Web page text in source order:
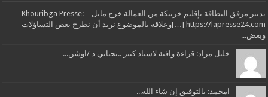
تدبير مرفق النظافة بإقليم خريبكة من العمالة خرج مايل – Khouribga Presse:
[…] https://lapresse24.comوعلاقة بالموضوع نريد أن نطرح بعض التساؤلات
وبعض...
خليل مراد: قراءة وافية لاستاذ كبير ..تحياتي ذ /اوشن...
امحمد: بالتوفيق إن شاء الله...